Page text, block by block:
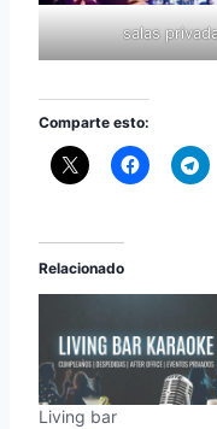
salas
Comparte esto:
Relacionado
Living bar